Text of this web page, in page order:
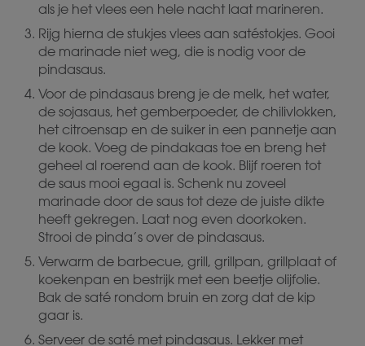
als je het vlees een hele nacht laat marineren.
Rijg hierna de stukjes vlees aan satéstokjes. Gooi
de marinade niet weg, die is nodig voor de
pindasaus.
Voor de pindasaus breng je de melk, het water,
de sojasaus, het gemberpoeder, de chilivlokken,
het citroensap en de suiker in een pannetje aan
de kook. Voeg de pindakaas toe en breng het
geheel al roerend aan de kook. Blijf roeren tot
de saus mooi egaal is. Schenk nu zoveel
marinade door de saus tot deze de juiste dikte
heeft gekregen. Laat nog even doorkoken.
Strooi de pinda’s over de pindasaus.
Verwarm de barbecue, grill, grillpan, grillplaat of
koekenpan en bestrijk met een beetje olijfolie.
Bak de saté rondom bruin en zorg dat de kip
gaar is.
Serveer de saté met pindasaus. Lekker met